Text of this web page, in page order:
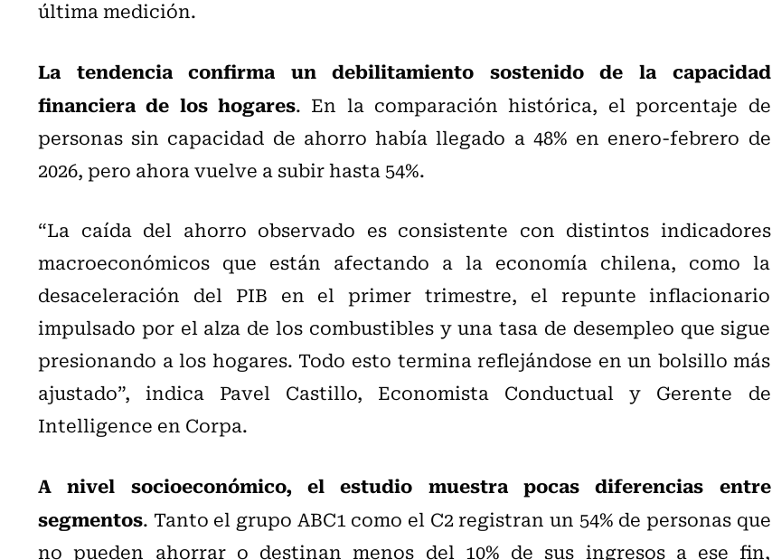
última medición.
La tendencia confirma un debilitamiento sostenido de la capacidad
financiera de los hogares. En la comparación histórica, el porcentaje de
personas sin capacidad de ahorro había llegado a 48% en enero-febrero de
2026, pero ahora vuelve a subir hasta 54%.
“La caída del ahorro observado es consistente con distintos indicadores
macroeconómicos que están afectando a la economía chilena, como la
desaceleración del PIB en el primer trimestre, el repunte inflacionario
impulsado por el alza de los combustibles y una tasa de desempleo que sigue
presionando a los hogares. Todo esto termina reflejándose en un bolsillo más
ajustado”, indica Pavel Castillo, Economista Conductual y Gerente de
Intelligence en Corpa.
A nivel socioeconómico, el estudio muestra pocas diferencias entre
segmentos. Tanto el grupo ABC1 como el C2 registran un 54% de personas que
no pueden ahorrar o destinan menos del 10% de sus ingresos a ese fin,